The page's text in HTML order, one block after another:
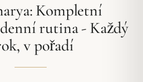
Kompletní
rutina - Každý
v pořadí